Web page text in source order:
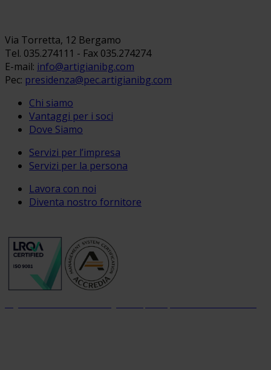
Via Torretta, 12 Bergamo
Tel. 035.274111 - Fax 035.274274
E-mail: info@artigianibg.com
Pec: presidenza@pec.artigianibg.com
Chi siamo
Vantaggi per i soci
Dove Siamo
Servizi per l’impresa
Servizi per la persona
Lavora con noi
Diventa nostro fornitore